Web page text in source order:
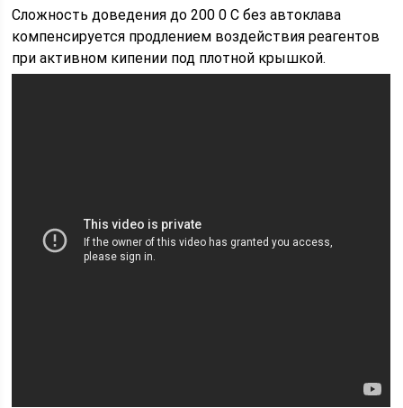
Сложность доведения до 200 0 С без автоклава
компенсируется продлением воздействия реагентов
при активном кипении под плотной крышкой.